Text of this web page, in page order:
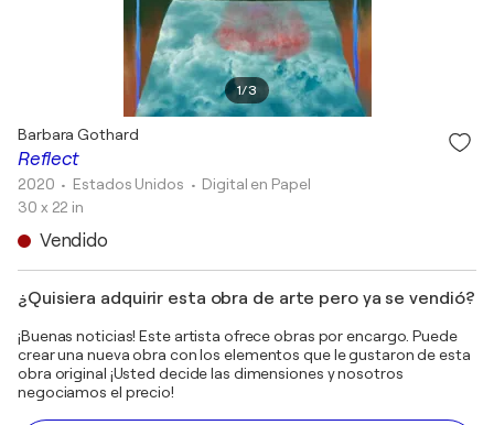
1/3
Reflect
Barbara Gothard
2020 • Estados Unidos • Digital en Papel
30 x 22 in
Vendido
¿Quisiera adquirir esta obra de arte pero ya se vendió?
¡Buenas noticias! Este artista ofrece obras por encargo. Puede
crear una nueva obra con los elementos que le gustaron de esta
obra original ¡Usted decide las dimensiones y nosotros
negociamos el precio!